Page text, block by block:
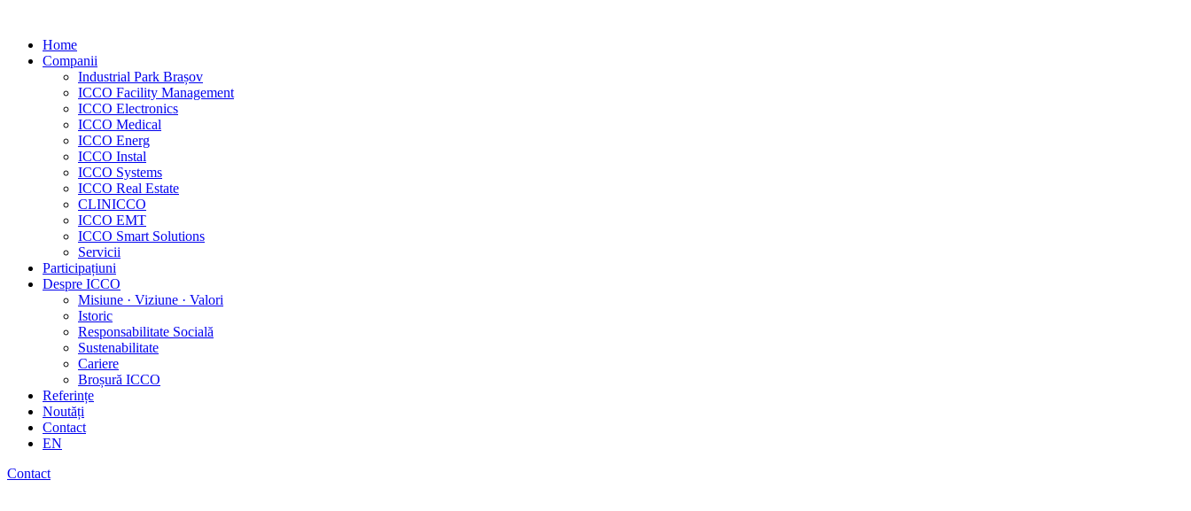
Home
Companii
Industrial Park Brașov
ICCO Facility Management
ICCO Electronics
ICCO Medical
ICCO Energ
ICCO Instal
ICCO Systems
ICCO Real Estate
CLINICCO
ICCO EMT
ICCO Smart Solutions
Servicii
Participațiuni
Despre ICCO
Misiune · Viziune · Valori
Istoric
Responsabilitate Socială
Sustenabilitate
Cariere
Broșură ICCO
Referințe
Noutăți
Contact
EN
Contact